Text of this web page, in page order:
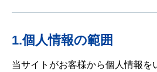
1.個人情報の範囲
当サイトがお客様から個人情報を